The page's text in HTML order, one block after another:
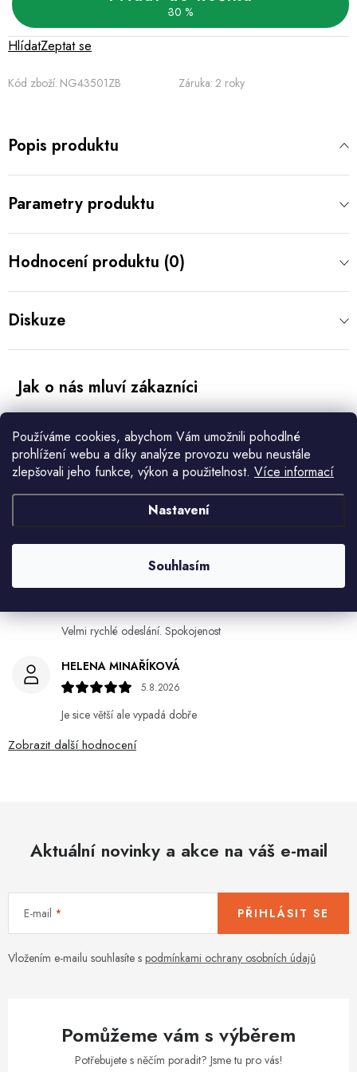
Používáme cookies, abychom Vám umožnili pohodlné
prohlížení webu a díky analýze provozu webu neustále
zlepšovali jeho funkce, výkon a použitelnost. Více informací
Nastavení
Souhlasím
30 %
Kód zboží: NG43501ZB Záruka: 2 roky
Zeptat se
Hlídat
Popis produktu
Parametry produktu
Hodnocení produktu (0)
Diskuze
Jiří Jícha
7.8.2026
Ján Kubala
7.8.2026
anglicky .
Velmi rychlé odeslání. Spokojenost
HELENA MINAŘÍKOVÁ
5.8.2026
Je sice větší ale vypadá dobře
Zobrazit další hodnocení
Aktuální novinky a akce na váš e-mail
E-mail
Vložením e-mailu souhlasíte s podmínkami ochrany osobních údajů
PŘIHLÁSIT SE
Pomůžeme vám s výběrem
Potřebujete s něčím poradit? Jsme tu pro vás!